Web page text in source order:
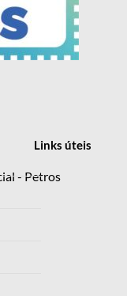
Linksúteis
- Petros